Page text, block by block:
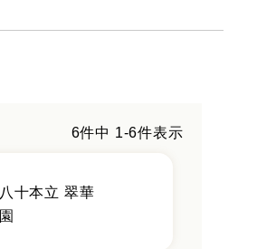
6件中 1-6件表示
八十本立 翠華
園